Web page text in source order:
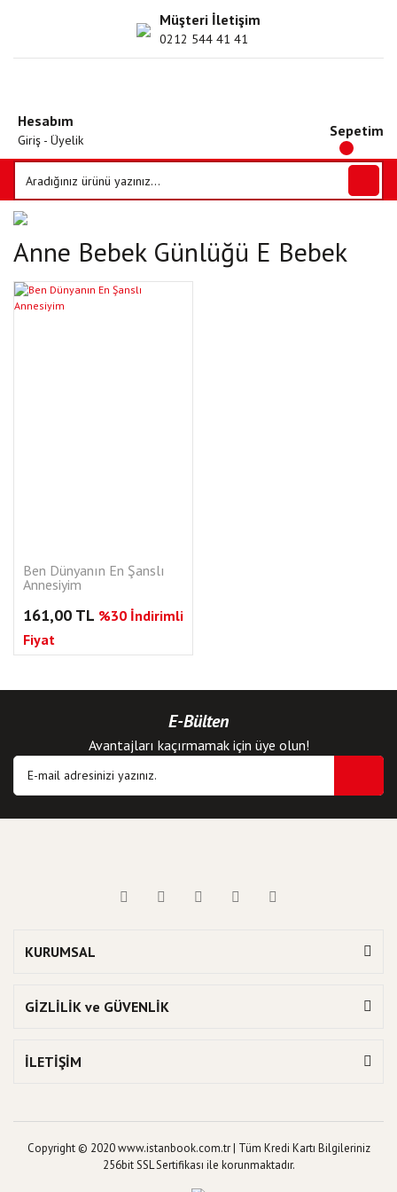
Müşteri İletişim
0212 544 41 41
Hesabım
Giriş - Üyelik
Sepetim
Anne Bebek Günlüğü E Bebek
Ben Dünyanın En Şanslı
Annesiyim
161,00 TL %30 İndirimli
Fiyat
E-Bülten
Avantajları kaçırmamak için üye olun!
KURUMSAL
GİZLİLİK ve GÜVENLİK
İLETİŞİM
Copyright © 2020 www.istanbook.com.tr | Tüm Kredi Kartı Bilgileriniz
256bit SSL Sertifikası ile korunmaktadır.